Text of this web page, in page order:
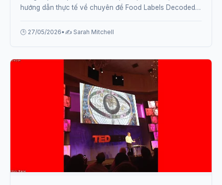
hướng dẫn thực tế về chuyên đề Food Labels Decoded:
🕒 27/05/2026• ✍️ Sarah Mitchell